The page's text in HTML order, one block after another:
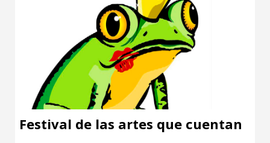
Festival de las artes que cuentan